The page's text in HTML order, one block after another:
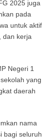
2025 juga
pada
untuk aktif
dan kerja
Negeri 1
yang
daerah
nama
bagi seluruh